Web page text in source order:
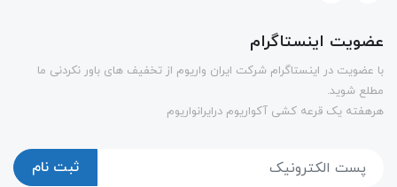
عضویت اینستاگرام
با عضویت در اینستاگرام شرکت ایران واریوم از تخفیف های باور نکردنی ما
مطلع شوید.
هرهفته یک قرعه کشی آکواریوم درایرانواریوم
ثبت نام